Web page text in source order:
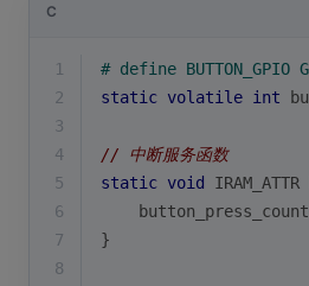
C
1 # define BUTTON_GPIO
2
static volatile int
3
4
// 中断服务函数
5
static void IRAM_ATTR
6
7
}
8